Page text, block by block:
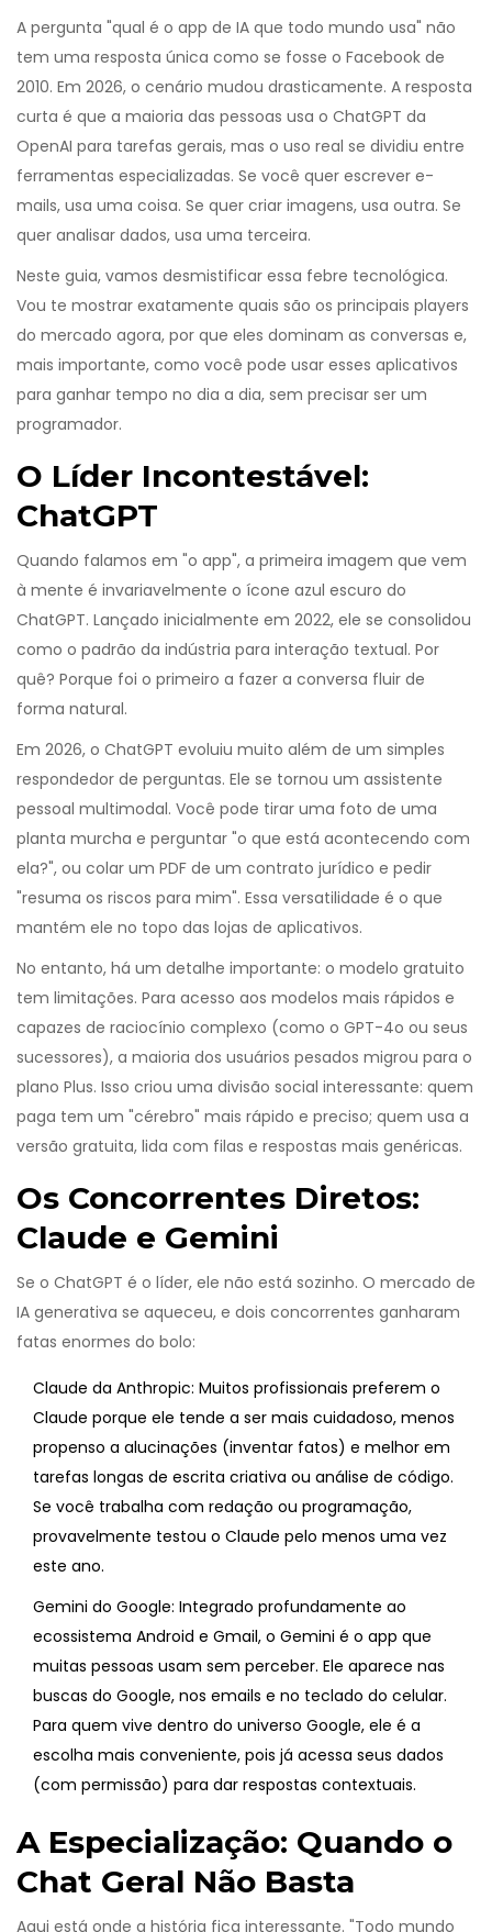
A pergunta "qual é o app de IA que todo mundo usa" não
tem uma resposta única como se fosse o Facebook de
2010. Em 2026, o cenário mudou drasticamente. A resposta
curta é que a maioria das pessoas usa o ChatGPT da
OpenAI para tarefas gerais, mas o uso real se dividiu entre
ferramentas especializadas. Se você quer escrever e-
mails, usa uma coisa. Se quer criar imagens, usa outra. Se
quer analisar dados, usa uma terceira.
Neste guia, vamos desmistificar essa febre tecnológica.
Vou te mostrar exatamente quais são os principais players
do mercado agora, por que eles dominam as conversas e,
mais importante, como você pode usar esses aplicativos
para ganhar tempo no dia a dia, sem precisar ser um
programador.
O Líder Incontestável:
ChatGPT
Quando falamos em "o app", a primeira imagem que vem
à mente é invariavelmente o ícone azul escuro do
ChatGPT. Lançado inicialmente em 2022, ele se consolidou
como o padrão da indústria para interação textual. Por
quê? Porque foi o primeiro a fazer a conversa fluir de
forma natural.
Em 2026, o ChatGPT evoluiu muito além de um simples
respondedor de perguntas. Ele se tornou um assistente
pessoal multimodal. Você pode tirar uma foto de uma
planta murcha e perguntar "o que está acontecendo com
ela?", ou colar um PDF de um contrato jurídico e pedir
"resuma os riscos para mim". Essa versatilidade é o que
mantém ele no topo das lojas de aplicativos.
No entanto, há um detalhe importante: o modelo gratuito
tem limitações. Para acesso aos modelos mais rápidos e
capazes de raciocínio complexo (como o GPT-4o ou seus
sucessores), a maioria dos usuários pesados migrou para o
plano Plus. Isso criou uma divisão social interessante: quem
paga tem um "cérebro" mais rápido e preciso; quem usa a
versão gratuita, lida com filas e respostas mais genéricas.
Os Concorrentes Diretos:
Claude e Gemini
Se o ChatGPT é o líder, ele não está sozinho. O mercado de
IA generativa se aqueceu, e dois concorrentes ganharam
fatas enormes do bolo:
Claude da Anthropic: Muitos profissionais preferem o
Claude porque ele tende a ser mais cuidadoso, menos
propenso a alucinações (inventar fatos) e melhor em
tarefas longas de escrita criativa ou análise de código.
Se você trabalha com redação ou programação,
provavelmente testou o Claude pelo menos uma vez
este ano.
Gemini do Google: Integrado profundamente ao
ecossistema Android e Gmail, o Gemini é o app que
muitas pessoas usam sem perceber. Ele aparece nas
buscas do Google, nos emails e no teclado do celular.
Para quem vive dentro do universo Google, ele é a
escolha mais conveniente, pois já acessa seus dados
(com permissão) para dar respostas contextuais.
A Especialização: Quando o
Chat Geral Não Basta
Aqui está onde a história fica interessante. "Todo mundo